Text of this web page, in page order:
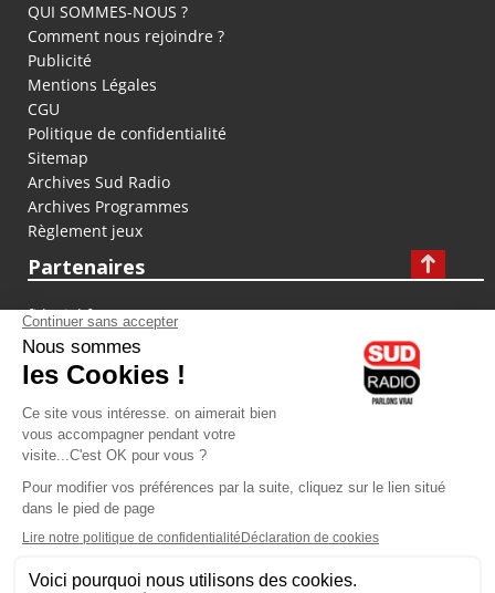
QUI SOMMES-NOUS ?
Comment nous rejoindre ?
Publicité
Mentions Légales
CGU
Politique de confidentialité
Sitemap
Archives Sud Radio
Archives Programmes
Règlement jeux
Partenaires
fiducial.fr
lyoncapitale.fr
olympique-et-lyonnais.com
L'application Iphone / Android
Téléchargez l'application
Les cookies
Gestion des cookies